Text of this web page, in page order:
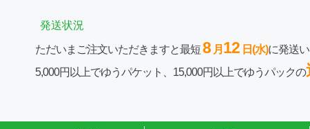
発送状況
ただいまご注文いただきますと最短8 月 12 日(水)に発送い
5,000円以上でゆうパケット、15,000円以上でゆうパックの